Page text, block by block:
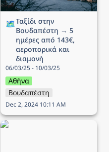
🗺️Ταξίδι στην
Βουδαπέστη → 5
ημέρες από 143€,
αεροπορικά και
διαμονή
06/03/25 - 10/03/25
Αθήνα
Βουδαπέστη
Dec 2, 2024 10:11 AM
Ταξίδι στο Λονδίνο → 4